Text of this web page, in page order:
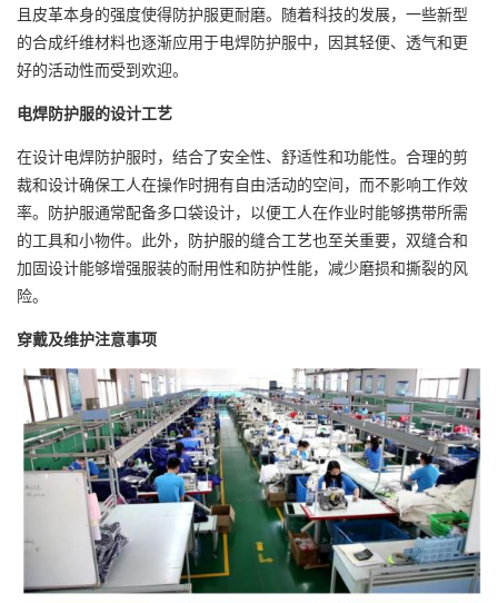
且皮革本身的强度使得防护服更耐磨。随着科技的发展，一些新型
的合成纤维材料也逐渐应用于电焊防护服中，因其轻便、透气和更
好的活动性而受到欢迎。
电焊防护服的设计工艺
在设计电焊防护服时，结合了安全性、舒适性和功能性。合理的剪
裁和设计确保工人在操作时拥有自由活动的空间，而不影响工作效
率。防护服通常配备多口袋设计，以便工人在作业时能够携带所需
的工具和小物件。此外，防护服的缝合工艺也至关重要，双缝合和
加固设计能够增强服装的耐用性和防护性能，减少磨损和撕裂的风
险。
穿戴及维护注意事项